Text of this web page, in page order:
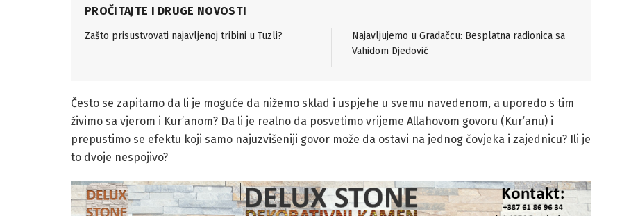
PROČITAJTE I DRUGE NOVOSTI
Zašto prisustvovati najavljenoj tribini u Tuzli?
Najavljujemo u Gradačcu: Besplatna radionica sa
Vahidom Djedović
Često se zapitamo da li je moguće da nižemo sklad i uspjehe u svemu navedenom, a uporedo s tim
živimo sa vjerom i Kur’anom? Da li je realno da posvetimo vrijeme Allahovom govoru (Kur’anu) i
prepustimo se efektu koji samo najuzvišeniji govor može da ostavi na jednog čovjeka i zajednicu? Ili je
to dvoje nespojivo?